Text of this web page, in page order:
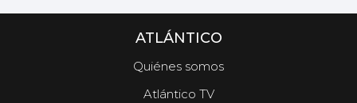
ATLÁNTICO
Quiénes somos
Atlántico TV